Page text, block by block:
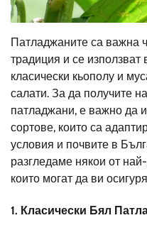
Патладжаните са важна
традиция и се
класически кьополу и
салати. За да получите
патладжани, е важно да
сортове, които са
условия и почвите в
разгледаме някои от
които могат да ви
1. Класически Бял